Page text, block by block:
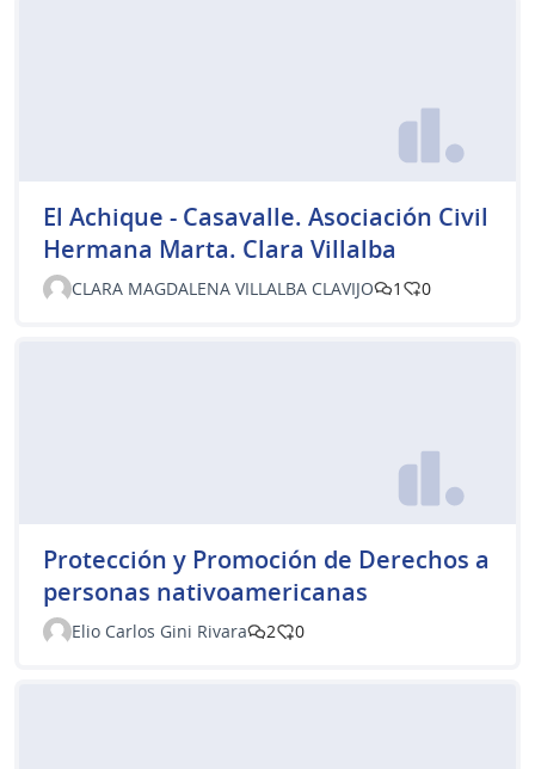
El Achique - Casavalle. Asociación Civil
Hermana Marta. Clara Villalba
CLARA MAGDALENA VILLALBA CLAVIJO 1 0
Protección y Promoción de Derechos a
personas nativoamericanas
Elio Carlos Gini Rivara 2 0